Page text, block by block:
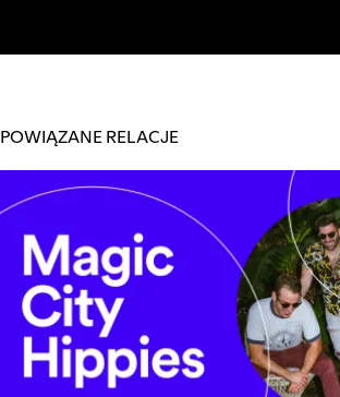
POWIĄZANE RELACJE